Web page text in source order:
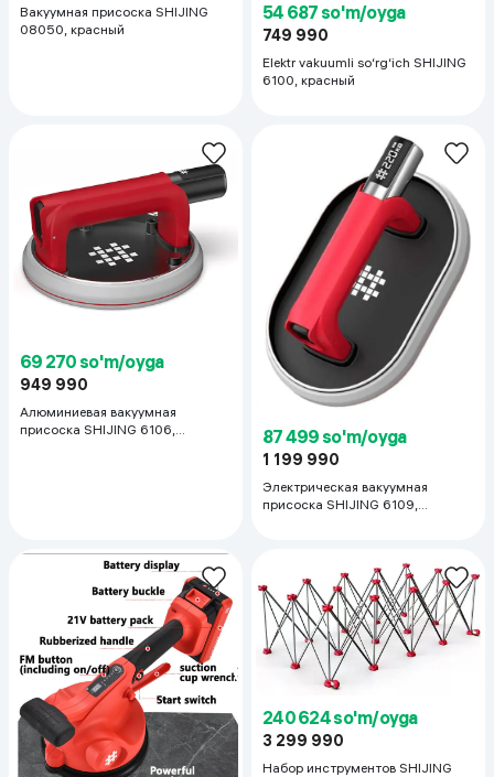
Вакуумная присоска SHIJING
08050, красный
54 687 so'm/oyga
749 990
Elektr vakuumli so‘rg‘ich SHIJING
6100, красный
69 270 so'm/oyga
949 990
Алюминиевая вакуумная
присоска SHIJING 6106,
87 499 so'm/oyga
1 199 990
Электрическая вакуумная
присоска SHIJING 6109,
240 624 so'm/oyga
3 299 990
Набор инструментов SHIJING